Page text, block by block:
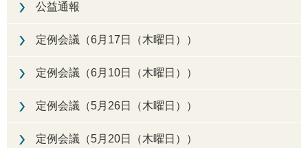
公益通報
定例会議（6月17日（木曜日））
定例会議（6月10日（木曜日））
定例会議（5月26日（木曜日））
定例会議（5月20日（木曜日））